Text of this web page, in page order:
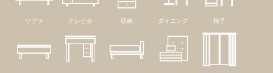
ソファ テレビ台 収納 ダイニング 椅子